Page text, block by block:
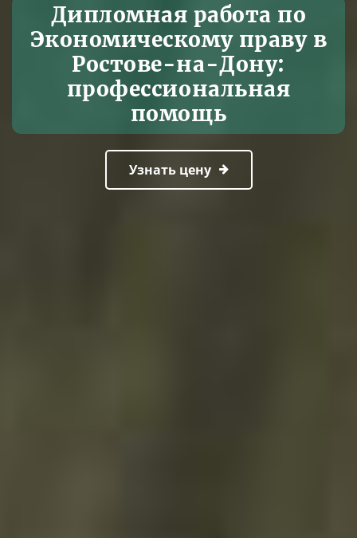
Дипломная работа по
Экономическому праву в
Ростове-на-Дону:
профессиональная
помощь
Узнать цену